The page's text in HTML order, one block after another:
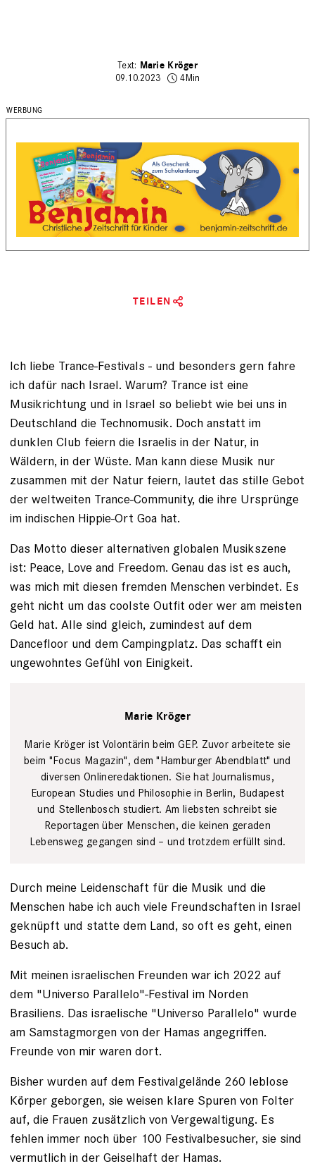
Marie Kröger
09.10.2023
4Min
TEILEN
Ich liebe Trance-Festivals - und besonders gern fahre
ich dafür nach Israel. Warum? Trance ist eine
Musikrichtung und in Israel so beliebt wie bei uns in
Deutschland die Technomusik. Doch anstatt im
dunklen Club feiern die Israelis in der Natur, in
Wäldern, in der Wüste. Man kann diese Musik nur
zusammen mit der Natur feiern, lautet das stille Gebot
der weltweiten Trance-Community, die ihre Ursprünge
im indischen Hippie-Ort Goa hat.
Das Motto dieser alternativen globalen Musikszene
ist: Peace, Love and Freedom. Genau das ist es auch,
was mich mit diesen fremden Menschen verbindet. Es
geht nicht um das coolste Outfit oder wer am meisten
Geld hat. Alle sind gleich, zumindest auf dem
Dancefloor und dem Campingplatz. Das schafft ein
ungewohntes Gefühl von Einigkeit.
Marie Kröger
Marie Kröger ist Volontärin beim GEP. Zuvor arbeitete sie
beim "Focus Magazin", dem "Hamburger Abendblatt" und
diversen Onlineredaktionen. Sie hat Journalismus,
European Studies und Philosophie in Berlin, Budapest
und Stellenbosch studiert. Am liebsten schreibt sie
Reportagen über Menschen, die keinen geraden
Lebensweg gegangen sind – und trotzdem erfüllt sind.
Durch meine Leidenschaft für die Musik und die
Menschen habe ich auch viele Freundschaften in Israel
geknüpft und statte dem Land, so oft es geht, einen
Besuch ab.
Mit meinen israelischen Freunden war ich 2022 auf
dem "Universo Parallelo"-Festival im Norden
Brasiliens. Das israelische "Universo Parallelo" wurde
am Samstagmorgen von der Hamas angegriffen.
Freunde von mir waren dort.
Bisher wurden auf dem Festivalgelände 260 leblose
Körper geborgen, sie weisen klare Spuren von Folter
auf, die Frauen zusätzlich von Vergewaltigung. Es
fehlen immer noch über 100 Festivalbesucher, sie sind
vermutlich in der Geiselhaft der Hamas.